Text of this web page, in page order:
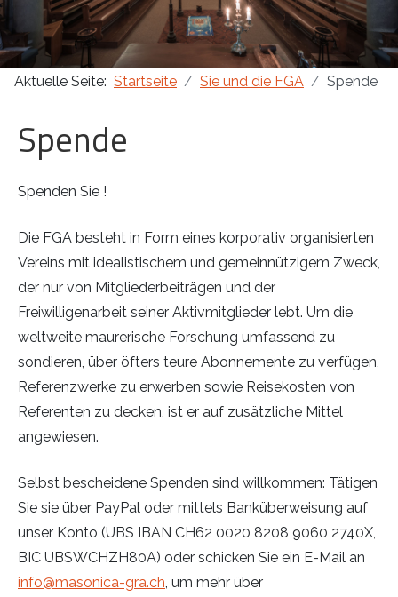
Aktuelle Seite: Startseite Sie und die FGA Spende
Spende
Spenden Sie !
Die FGA besteht in Form eines korporativ organisierten
Vereins mit idealistischem und gemeinnützigem Zweck,
der nur von Mitgliederbeiträgen und der
Freiwilligenarbeit seiner Aktivmitglieder lebt. Um die
weltweite maurerische Forschung umfassend zu
sondieren, über öfters teure Abonnemente zu verfügen,
Referenzwerke zu erwerben sowie Reisekosten von
Referenten zu decken, ist er auf zusätzliche Mittel
angewiesen.
Selbst bescheidene Spenden sind willkommen: Tätigen
Sie sie über PayPal oder mittels Banküberweisung auf
unser Konto (UBS IBAN CH62 0020 8208 9060 2740X,
BIC UBSWCHZH80A) oder schicken Sie ein E-Mail an
info@masonica-gra.ch , um mehr über
Masonica 47
Masonica 46
Masonica 45